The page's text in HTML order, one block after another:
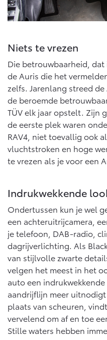
Niets te vrezen
Die betrouwbaarheid,
de Auris die het
zelfs. Jarenlang streed
de beroemde
TÜV elk jaar opstelt. Zijn
de eerste plek waren
RAV4, niet toevallig ook
vluchtstroken en hoge
te vrezen als je voor een
Indrukwekkende
Ondertussen kun je wel
een achteruitrijcamera,
je telefoon, DAB-radio,
dagrijverlichting. Als
van stijlvolle zwarte
velgen het meest in het
auto een
aandrijflijn meer
plaats van scheuren,
vervelend om af en toe
Stille waters hebben